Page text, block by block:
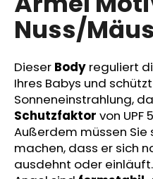
Nuss/
Dieser Body reguliert
Ihres Babys und
Sonneneinstrahlung,
Schutzfaktor von UPF
Außerdem müssen Sie
machen, dass er sich
ausdehnt oder
h
l
e
n
KURZHOSE
DÜNN
ANGEL
OUTLAST®
-
GRAU
MELIERT